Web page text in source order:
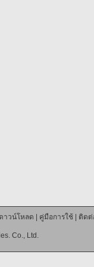
ดาวน์โหลด คู่มือการใช้| ติดต่
Co., Ltd.